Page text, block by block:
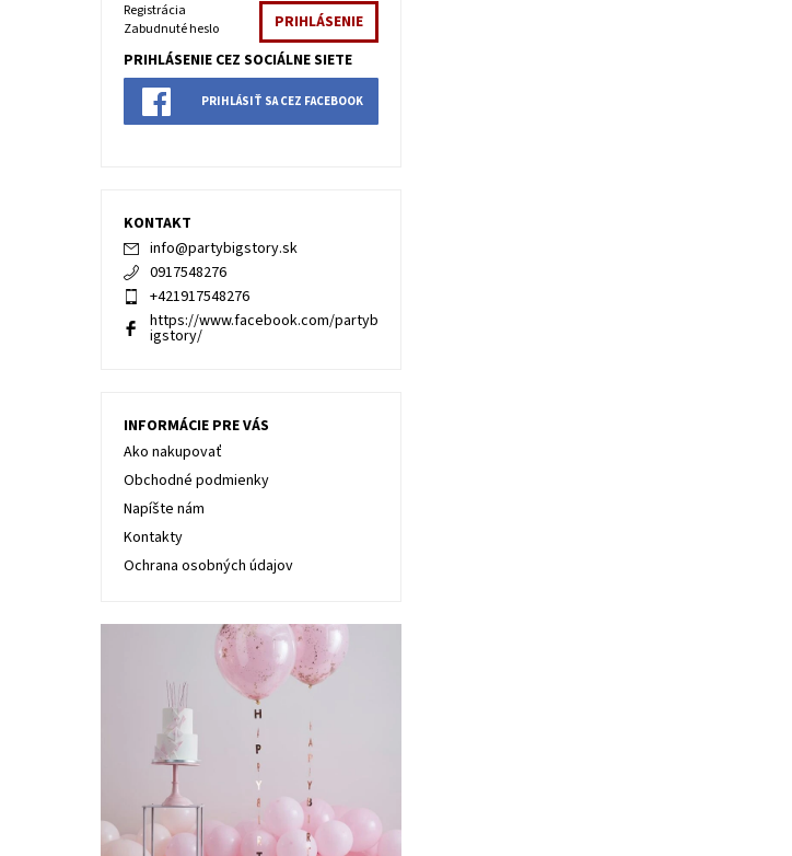
Registrácia
Zabudnuté heslo
PRIHLÁSENIE CEZ SOCIÁLNE SIETE
PRIHLÁSIŤ SA CEZ FACEBOOK
KONTAKT
info@partybigstory.sk
0917548276
+421917548276
https://www.facebook.com/partyb
igstory/
INFORMÁCIE PRE VÁS
Ako nakupovať
Obchodné podmienky
Napíšte nám
Kontakty
Ochrana osobných údajov